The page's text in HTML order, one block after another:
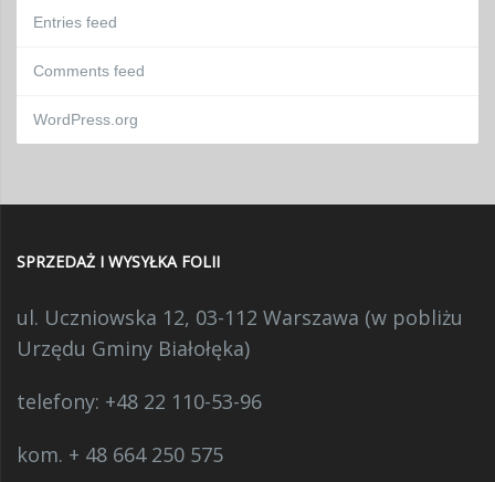
Entries feed
Comments feed
WordPress.org
SPRZEDAŻ I WYSYŁKA FOLII
ul. Uczniowska 12, 03-112 Warszawa (w pobliżu
Urzędu Gminy Białołęka)
telefony: +48 22 110-53-96
kom. + 48 664 250 575